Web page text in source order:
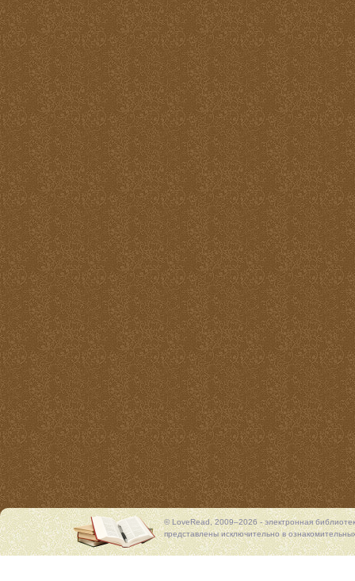
© LoveRead, 2009–2026 - электронная
представлены исключительно в